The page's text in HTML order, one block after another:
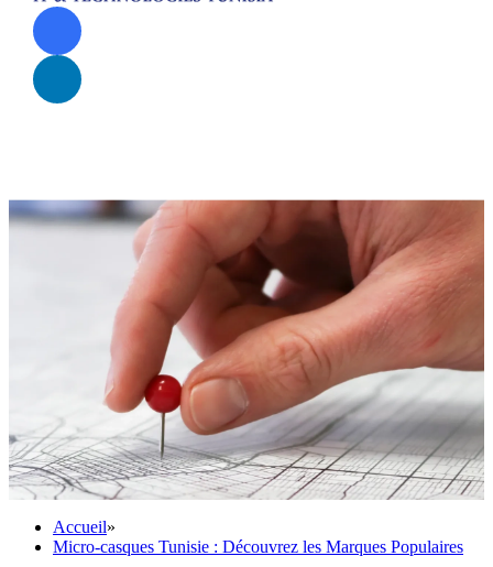
Accueil»
Micro-casques Tunisie : Découvrez les Marques Populaires